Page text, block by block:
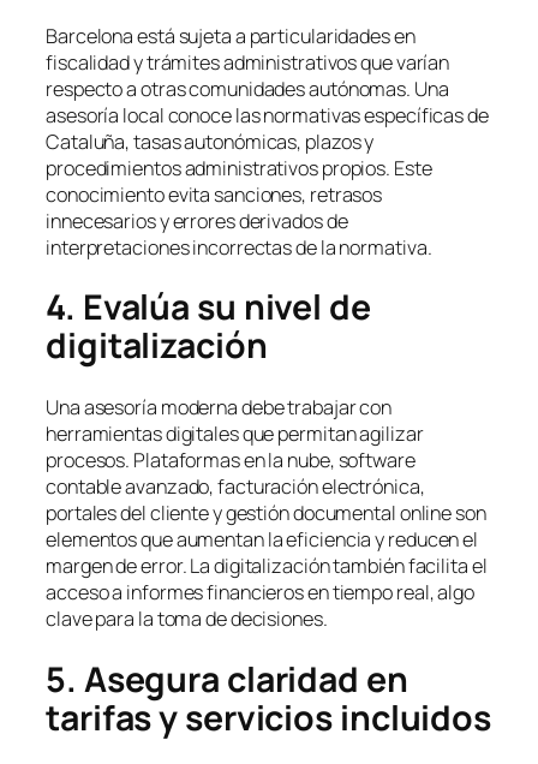
Barcelona está sujeta a particularidades en
fiscalidad y trámites administrativos que varían
respecto a otras comunidades autónomas. Una
asesoría local conoce las normativas específicas de
Cataluña, tasas autonómicas, plazos y
procedimientos administrativos propios. Este
conocimiento evita sanciones, retrasos
innecesarios y errores derivados de
interpretaciones incorrectas de la normativa.
4. Evalúa su nivel de
digitalización
Una asesoría moderna debe trabajar con
herramientas digitales que permitan agilizar
procesos. Plataformas en la nube, software
contable avanzado, facturación electrónica,
portales del cliente y gestión documental online son
elementos que aumentan la eficiencia y reducen el
margen de error. La digitalización también facilita el
acceso a informes financieros en tiempo real, algo
clave para la toma de decisiones.
5. Asegura claridad en
tarifas y servicios incluidos